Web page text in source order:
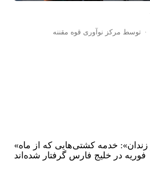
«مثل بودن در زندان»: خدمه کشتی‌هایی که از ماه
فوریه در خلیج فارس گرفتار شده‌اند
توسط مرکز نوآوری قوه مقننه